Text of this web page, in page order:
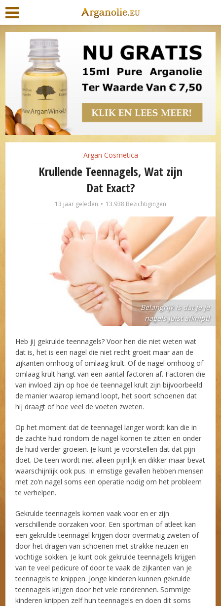
Argan Cosmetica
Krullende Teennagels, Wat zijn
Dat Exact?
13 jaar geleden 13.938 Bezichtigingen
Belangrijk is dat je je
nagels juist afknipt!
Heb jij gekrulde teennagels? Voor hen die niet weten wat
dat is, het is een nagel die niet recht groeit maar aan de
zijkanten omhoog of omlaag krult. Of de nagel omhoog of
omlaag krult hangt van een aantal factoren af. Factoren die
van invloed zijn op hoe de teennagel krult zijn bijvoorbeeld
de manier waarop iemand loopt, het soort schoenen dat
hij draagt of hoe veel de voeten zweten.
Op het moment dat de teennagel langer wordt kan die in
de zachte huid rondom de nagel komen te zitten en onder
de huid verder groeien. Je kunt je voorstellen dat dat pijn
doet. De teen wordt niet alleen pijnlijk en dikker maar bevat
waarschijnlijk ook pus. In ernstige gevallen hebben mensen
met zo’n nagel soms een operatie nodig om het probleem
te verhelpen.
Gekrulde teennagels komen vaak voor en er zijn
verschillende oorzaken voor. Een sportman of atleet kan
een gekrulde teennagel krijgen door overmatig zweten of
door het dragen van schoenen met strakke neuzen en
vochtige sokken. Je kunt ook gekrulde teennagels krijgen
van te veel pedicure of door te vaak de zijkanten van je
teennagels te knippen. Jonge kinderen kunnen gekrulde
teennagels krijgen door het vele rondrennen. Sommige
kinderen knippen zelf hun teennagels en doen dit soms